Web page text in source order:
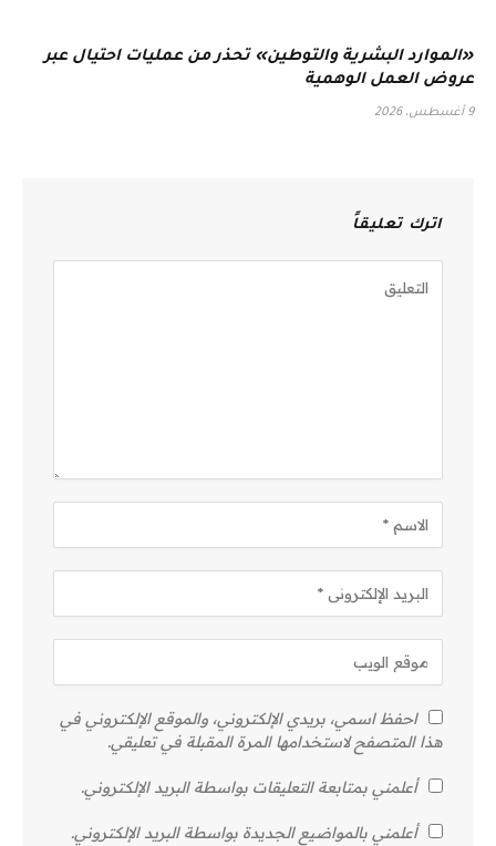
«الموارد البشرية والتوطين» تحذر من عمليات احتيال عبر
عروض العمل الوهمية
9 أغسطس، 2026
اترك تعليقاً
احفظ اسمي، بريدي الإلكتروني، والموقع الإلكتروني في
هذا المتصفح لاستخدامها المرة المقبلة في تعليقي.
أعلمني بمتابعة التعليقات بواسطة البريد الإلكتروني.
أعلمني بالمواضيع الجديدة بواسطة البريد الإلكتروني.